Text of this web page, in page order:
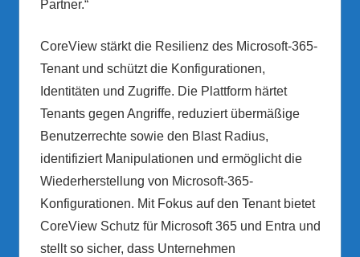
Partner.“
CoreView stärkt die Resilienz des Microsoft-365-
Tenant und schützt die Konfigurationen,
Identitäten und Zugriffe. Die Plattform härtet
Tenants gegen Angriffe, reduziert übermäßige
Benutzerrechte sowie den Blast Radius,
identifiziert Manipulationen und ermöglicht die
Wiederherstellung von Microsoft-365-
Konfigurationen. Mit Fokus auf den Tenant bietet
CoreView Schutz für Microsoft 365 und Entra und
stellt so sicher, dass Unternehmen